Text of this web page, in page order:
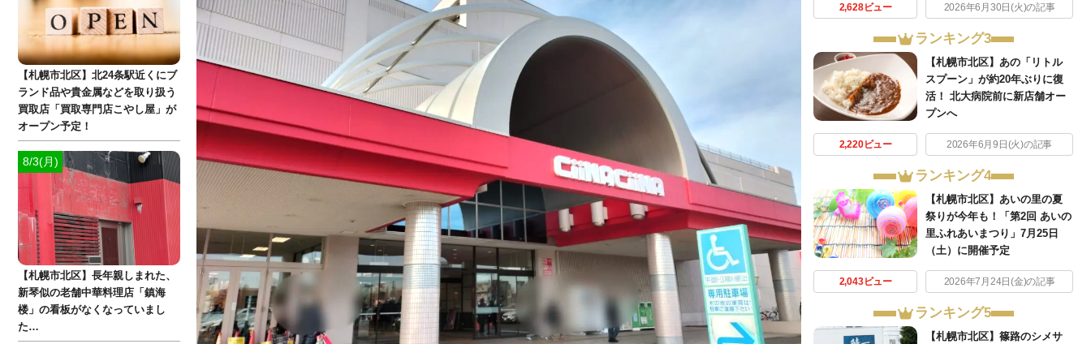
2,628ビュー 2026年6月30日(火)の記事
ランキング3
【札幌市北区】あの「リトル
スプーン」が約20年ぶりに復
活！ 北大病院前に新店舗オー
プンへ
2,220ビュー 2026年6月9日(火)の記事
ランキング4
【札幌市北区】あいの里の夏
祭りが今年も！「第2回 あいの
里ふれあいまつり」7月25日
（土）に開催予定
2,043ビュー 2026年7月24日(金)の記事
ランキング5
【札幌市北区】篠路のシメサ
【札幌市北区】北24条駅近くにブ
ランド品や貴金属などを取り扱う
買取店「買取専門店こやし屋」が
オープン予定！
8/3(月)
【札幌市北区】長年親しまれた、
新琴似の老舗中華料理店「鎮海
楼」の看板がなくなっていまし
た…